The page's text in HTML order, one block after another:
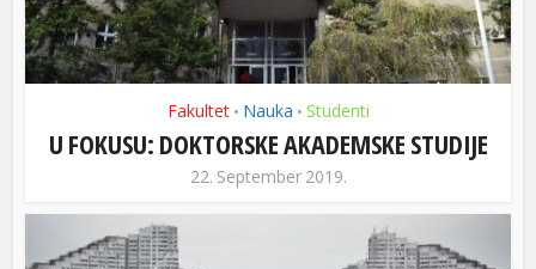
Fakultet • Nauka • Studenti
U FOKUSU: DOKTORSKE AKADEMSKE STUDIJE
22. September 2019.